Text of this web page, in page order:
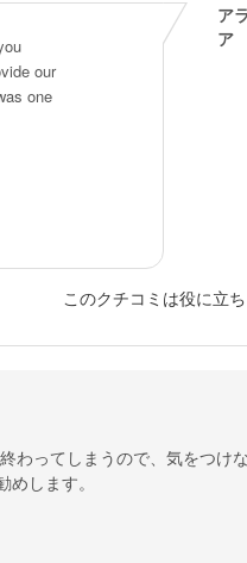
our
one
ア
ア
このクチコミは役に立
わってしまうので、気をつけ
します。